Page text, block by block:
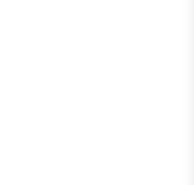
vật lý.
là rắc rối lớn nhất khi
Mỹ chỉ dùng eSIM,
bạn quen dùng SIM
trước khi chốt.
vẫn Lightning, nên bạn